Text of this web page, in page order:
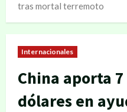
tras mortal terremoto
Internacionales
China aporta
dólares en